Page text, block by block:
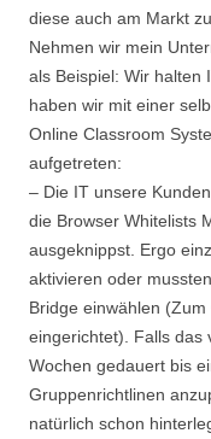
diese auch am Markt
Nehmen wir mein
als Beispiel: Wir halten
haben wir mit einer
Online Classroom
aufgetreten:
– Die IT unsere
die Browser Whitelists
ausgeknippst. Ergo
aktivieren oder
Bridge einwählen
eingerichtet). Falls das
Wochen gedauert bis
Gruppenrichtlinen
natürlich schon